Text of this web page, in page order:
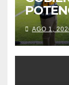
AGO 1,